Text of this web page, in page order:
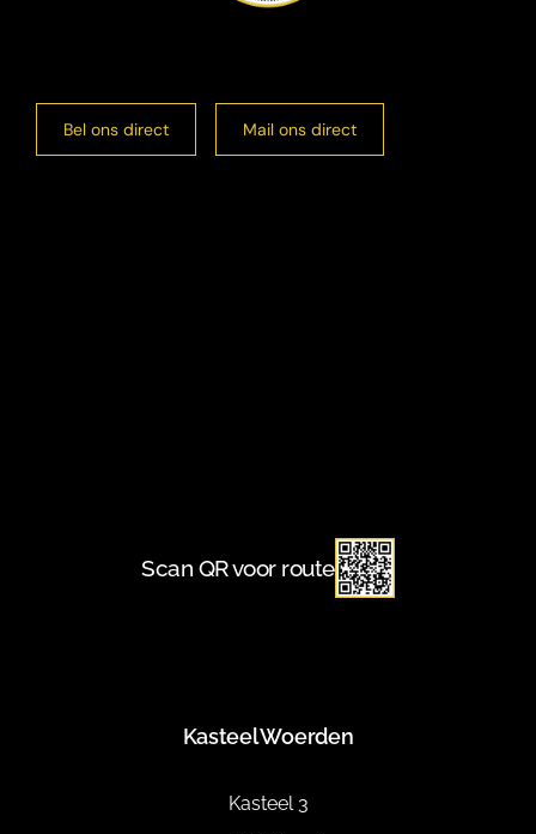
Bel ons direct Mail ons direct
Scan QR voor route
Kasteel Woerden
Kasteel 3